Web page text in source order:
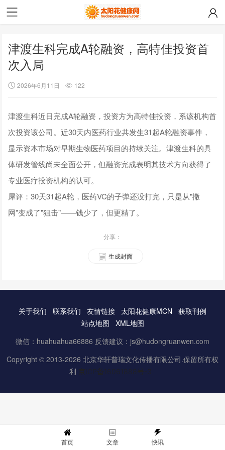
津渡生科完成A轮融资，高特佳投资首
次入局
2026年6月11日 122
津渡生科近日完成A轮融资，投资方为高特佳投资，系该机构首
次投资该公司。近30天内医药行业共发生31起A轮融资事件，
显示资本市场对早期生物医药项目的持续关注。津渡生科的具
体研发管线尚未全面公开，但融资完成表明其技术方向获得了
专业医疗投资机构的认可。
犀评：30天31起A轮，医药VC的子弹还没打完，只是从"撒
网"变成了"狙击"——钱少了，但更精了。
分享：
生成封面
关于我们 联系我们 友情链接 太阳花健康MCN
获取刊例
站点地图
XML地图
微信：huahuahua66886 反馈建议：js@hudongruanwen.com
Copyright © 2013-2026 北京华轩普瑞文化传播有限公司.保留所有权
利 京ICP备16061888号-3
首页 文章 快讯